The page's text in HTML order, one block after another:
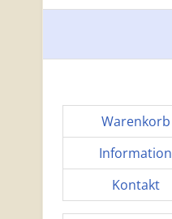
Warenkorb
Information
Kontakt